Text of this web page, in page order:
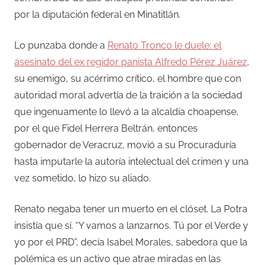
por la diputación federal en Minatitlán.
Lo punzaba donde a Renato Tronco le duele: el
asesinato del ex regidor panista Alfredo Pérez Juárez,
su enemigo, su acérrimo crítico, el hombre que con
autoridad moral advertía de la traición a la sociedad
que ingenuamente lo llevó a la alcaldía choapense,
por el que Fidel Herrera Beltrán, entonces
gobernador de Veracruz, movió a su Procuraduría
hasta imputarle la autoría intelectual del crimen y una
vez sometido, lo hizo su aliado.
Renato negaba tener un muerto en el clóset. La Potra
insistía que sí. “Y vamos a lanzarnos. Tú por el Verde y
yo por el PRD”, decía Isabel Morales, sabedora que la
polémica es un activo que atrae miradas en las